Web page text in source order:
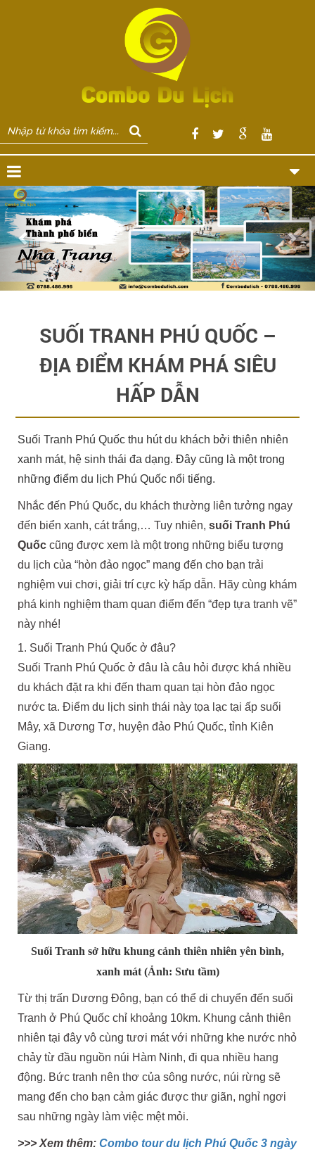
Previous
SUỐI TRANH PHÚ QUỐC –
ĐỊA ĐIỂM KHÁM PHÁ SIÊU
HẤP DẪN
Suối Tranh Phú Quốc thu hút du khách bởi thiên nhiên
xanh mát, hệ sinh thái đa dạng. Đây cũng là một trong
những điểm du lịch Phú Quốc nổi tiếng.
Nhắc đến Phú Quốc, du khách thường liên tưởng ngay
đến biển xanh, cát trắng,… Tuy nhiên,suối Tranh Phú
Quốc cũng được xem là một trong những biểu tượng
du lịch của “hòn đảo ngọc” mang đến cho bạn trải
nghiệm vui chơi, giải trí cực kỳ hấp dẫn. Hãy cùng khám
phá kinh nghiệm tham quan điểm đến “đẹp tựa tranh vẽ”
này nhé!
1. Suối Tranh Phú Quốc ở đâu?
Suối Tranh Phú Quốc ở đâu là câu hỏi được khá nhiều
du khách đặt ra khi đến tham quan tại hòn đảo ngọc
nước ta. Điểm du lịch sinh thái này tọa lạc tại ấp suối
Mây, xã Dương Tơ, huyện đảo Phú Quốc, tỉnh Kiên
Giang.
Suối Tranh sở hữu khung cảnh thiên nhiên yên bình,
xanh mát (Ảnh: Sưu tầm)
Từ thị trấn Dương Đông, bạn có thể di chuyển đến suối
Tranh ở Phú Quốc chỉ khoảng 10km. Khung cảnh thiên
nhiên tại đây vô cùng tươi mát với những khe nước nhỏ
chảy từ đầu nguồn núi Hàm Ninh, đi qua nhiều hang
động. Bức tranh nên thơ của sông nước, núi rừng sẽ
mang đến cho bạn cảm giác được thư giãn, nghỉ ngơi
sau những ngày làm việc mệt mỏi.
>>> Xem thêm:Combo tour du lịch Phú Quốc 3 ngày